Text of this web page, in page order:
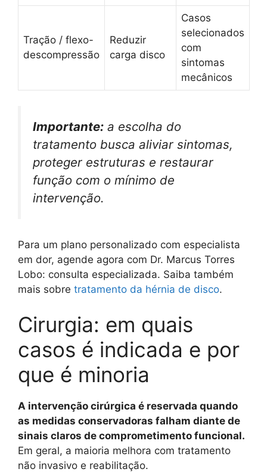
Tração / flexo-
descompressão
Reduzir
carga disco
Casos
selecionados
com
sintomas
mecânicos
Importante: a escolha do
tratamento busca aliviar sintomas,
proteger estruturas e restaurar
função com o mínimo de
intervenção.
Para um plano personalizado com especialista
em dor, agende agora com Dr. Marcus Torres
Lobo: consulta especializada. Saiba também
mais sobre tratamento da hérnia de disco.
Cirurgia: em quais
casos é indicada e por
que é minoria
A intervenção cirúrgica é reservada quando
as medidas conservadoras falham diante de
sinais claros de comprometimento funcional.
Em geral, a maioria melhora com tratamento
não invasivo e reabilitação.